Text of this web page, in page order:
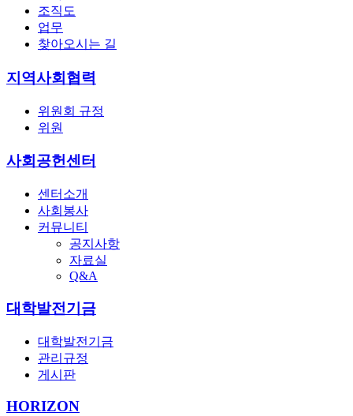
조직도
업무
찾아오시는 길
지역사회협력
위원회 규정
위원
사회공헌센터
센터소개
사회봉사
커뮤니티
공지사항
자료실
Q&A
대학발전기금
대학발전기금
관리규정
게시판
HORIZON